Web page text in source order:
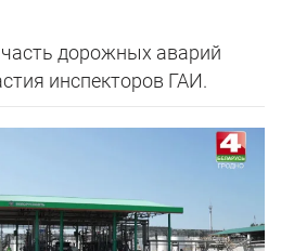
дорожных аварий
инспекторов ГАИ.